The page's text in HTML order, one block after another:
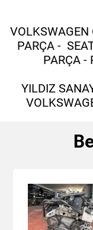
PARÇA -
PARÇA -
YILDIZ